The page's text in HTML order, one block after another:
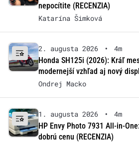
nepocítite (RECENZIA)
Katarína Šimková
2. augusta 2026 •
4m
Honda SH125i (2026): Kráľ
modernejší vzhľad aj nový
Ondrej Macko
1. augusta 2026 •
4m
HP Envy Photo 7931 All-in-
dobrú cenu (RECENZIA)